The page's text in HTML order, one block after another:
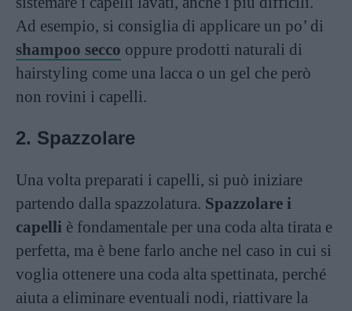
Ad esempio, si consiglia di applicare un po’ di
shampoo secco oppure prodotti naturali di
hairstyling come una lacca o un gel che però
non rovini i capelli.
2. Spazzolare
Una volta preparati i capelli, si può iniziare
partendo dalla spazzolatura. Spazzolare i
capelli è fondamentale per una coda alta tirata e
perfetta, ma è bene farlo anche nel caso in cui si
voglia ottenere una coda alta spettinata, perché
aiuta a eliminare eventuali nodi, riattivare la